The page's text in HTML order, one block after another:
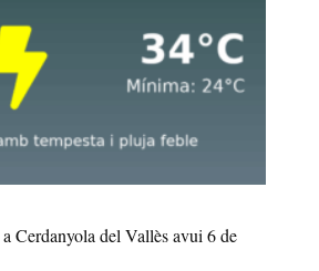
Cerdanyola del Vallès avui 6 de